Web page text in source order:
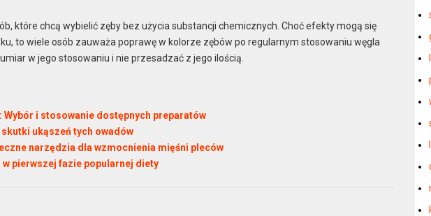
które chcą wybielić zęby bez użycia substancji chemicznych. Choć efekty mogą się
to wiele osób zauważa poprawę w kolorze zębów po regularnym stosowaniu węgla
w jego stosowaniu i nie przesadzać z jego ilością.
Wybór i stosowanie dostępnych preparatów
ukąszeń tych owadów
narzędzia dla wzmocnienia mięśni pleców
w pierwszej fazie popularnej diety